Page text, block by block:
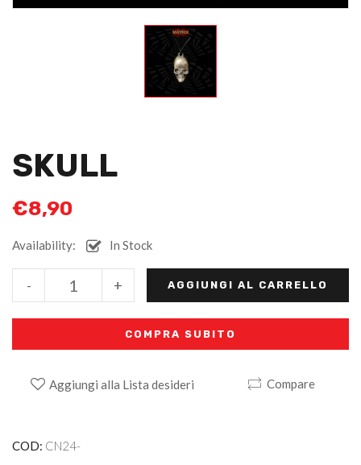
SKULL
€8,90
Availability: In Stock
+
- AGGIUNGI AL CARRELLO
COMPRA SUBITO
Aggiungi alla Lista desideri Compare
Alternative:
COD: CN24-